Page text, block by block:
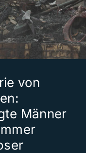
von
Männer